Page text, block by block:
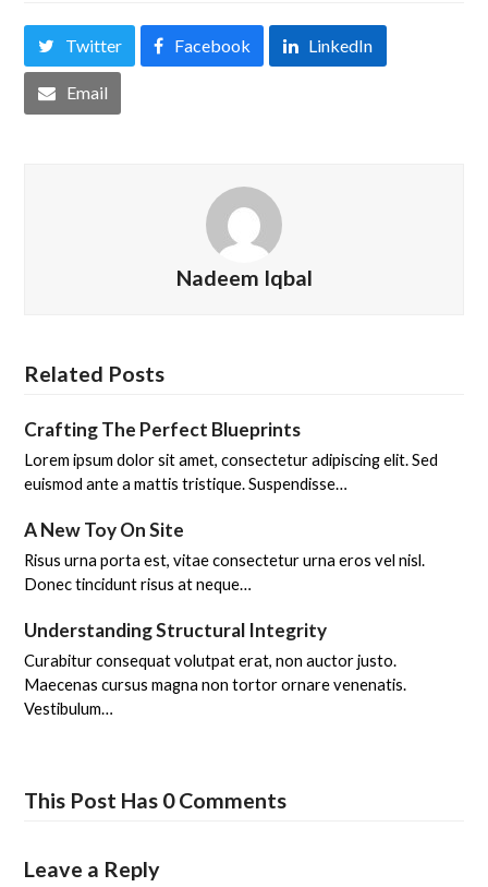
Twitter Facebook LinkedIn
Email
Nadeem Iqbal
Related Posts
Crafting The Perfect Blueprints
Lorem ipsum dolor sit amet, consectetur adipiscing elit. Sed
euismod ante a mattis tristique. Suspendisse…
A New Toy On Site
Risus urna porta est, vitae consectetur urna eros vel nisl.
Donec tincidunt risus at neque…
Understanding Structural Integrity
Curabitur consequat volutpat erat, non auctor justo.
Maecenas cursus magna non tortor ornare venenatis.
Vestibulum…
This Post Has 0 Comments
Leave a Reply